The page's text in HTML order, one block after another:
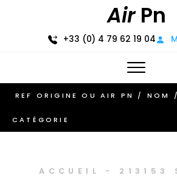
AirPn
+33 (0) 4 79 62 19 04
CATÉGORIE
ACCUEIL - 213153